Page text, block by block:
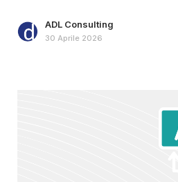
ADL Consulting
30 Aprile 2026